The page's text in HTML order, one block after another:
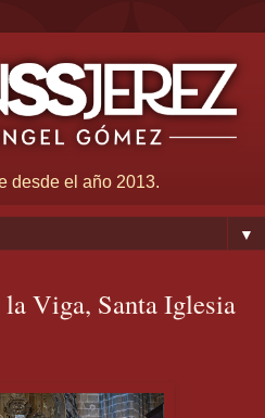
desde el año 2013.
▼
Viga, Santa Iglesia